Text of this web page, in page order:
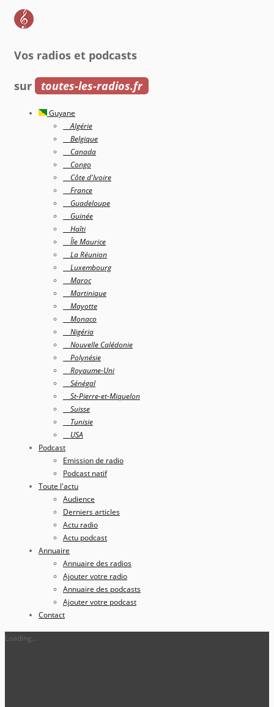
Vos radios et podcasts
sur toutes-les-radios.fr
Guyane
Algérie
Belgique
Canada
Congo
Côte d'Ivoire
France
Guadeloupe
Guinée
Haîti
Île Maurice
La Réunion
Luxembourg
Maroc
Martinique
Mayotte
Monaco
Nigéria
Nouvelle Calédonie
Polynésie
Royaume-Uni
Sénégal
St-Pierre-et-Miquelon
Suisse
Tunisie
USA
Podcast
Emission de radio
Podcast natif
Toute l'actu
Audience
Derniers articles
Actu radio
Actu podcast
Annuaire
Annuaire des radios
Ajouter votre radio
Annuaire des podcasts
Ajouter votre podcast
Contact
Loading...